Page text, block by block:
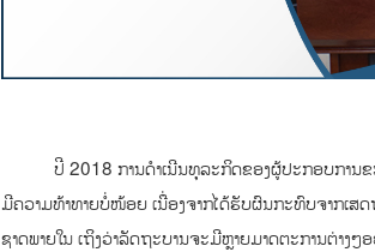
ປີ 2018 ການດໍາເນີນທຸລະກິດຂອງຜູ້ປະກອບການຂະ
ມີຄວາມທ້າທາຍບໍ່ໜ້ອຍ ເນື່ອງຈາກໄດ້ຮັບຜົນກະທົບຈາກເສ
ຊາດພາຍໃນ ເຖິງວ່າລັດຖະບານຈະມີຫຼາຍມາດຕະການຕ່າງໆ